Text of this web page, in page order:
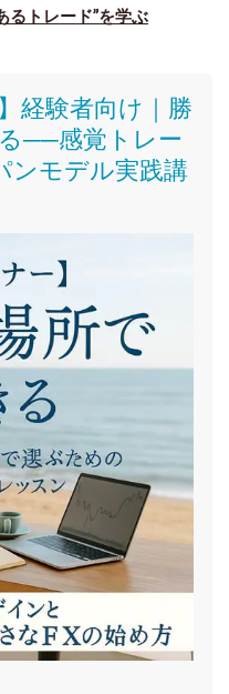
るトレード”を学ぶ
経験者向け｜ 勝
──感覚トレー
ンモデル実践講